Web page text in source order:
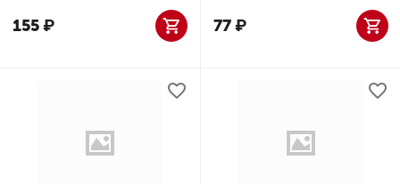
155₽ 77₽